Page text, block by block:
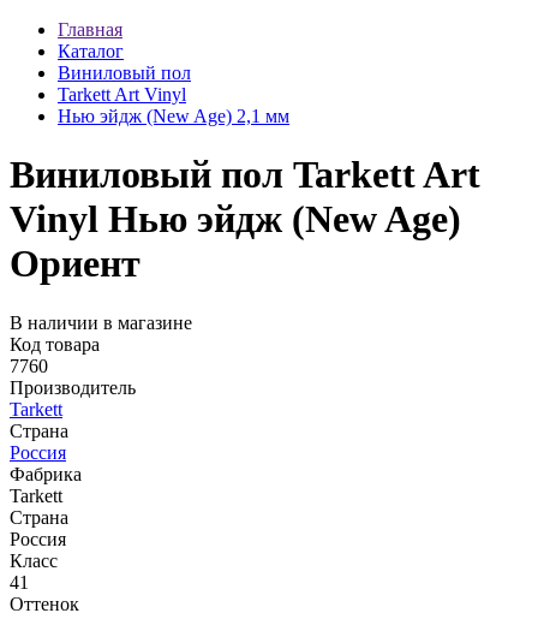
Главная
Каталог
Виниловый пол
Tarkett Art Vinyl
Нью эйдж (New Age) 2,1 мм
Виниловый пол Tarkett Art
Vinyl Нью эйдж (New Age)
Ориент
В наличии в магазине
Код товара
7760
Производитель
Tarkett
Страна
Россия
Фабрика
Tarkett
Страна
Россия
Класс
41
Оттенок